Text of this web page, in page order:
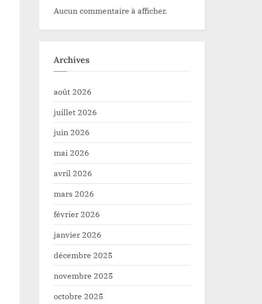
Aucun commentaire à afficher.
Archives
août 2026
juillet 2026
juin 2026
mai 2026
avril 2026
mars 2026
février 2026
janvier 2026
décembre 2025
novembre 2025
octobre 2025